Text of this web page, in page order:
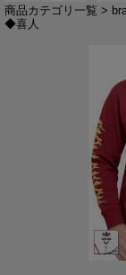
商品カテゴリ一覧 >
◆喜人